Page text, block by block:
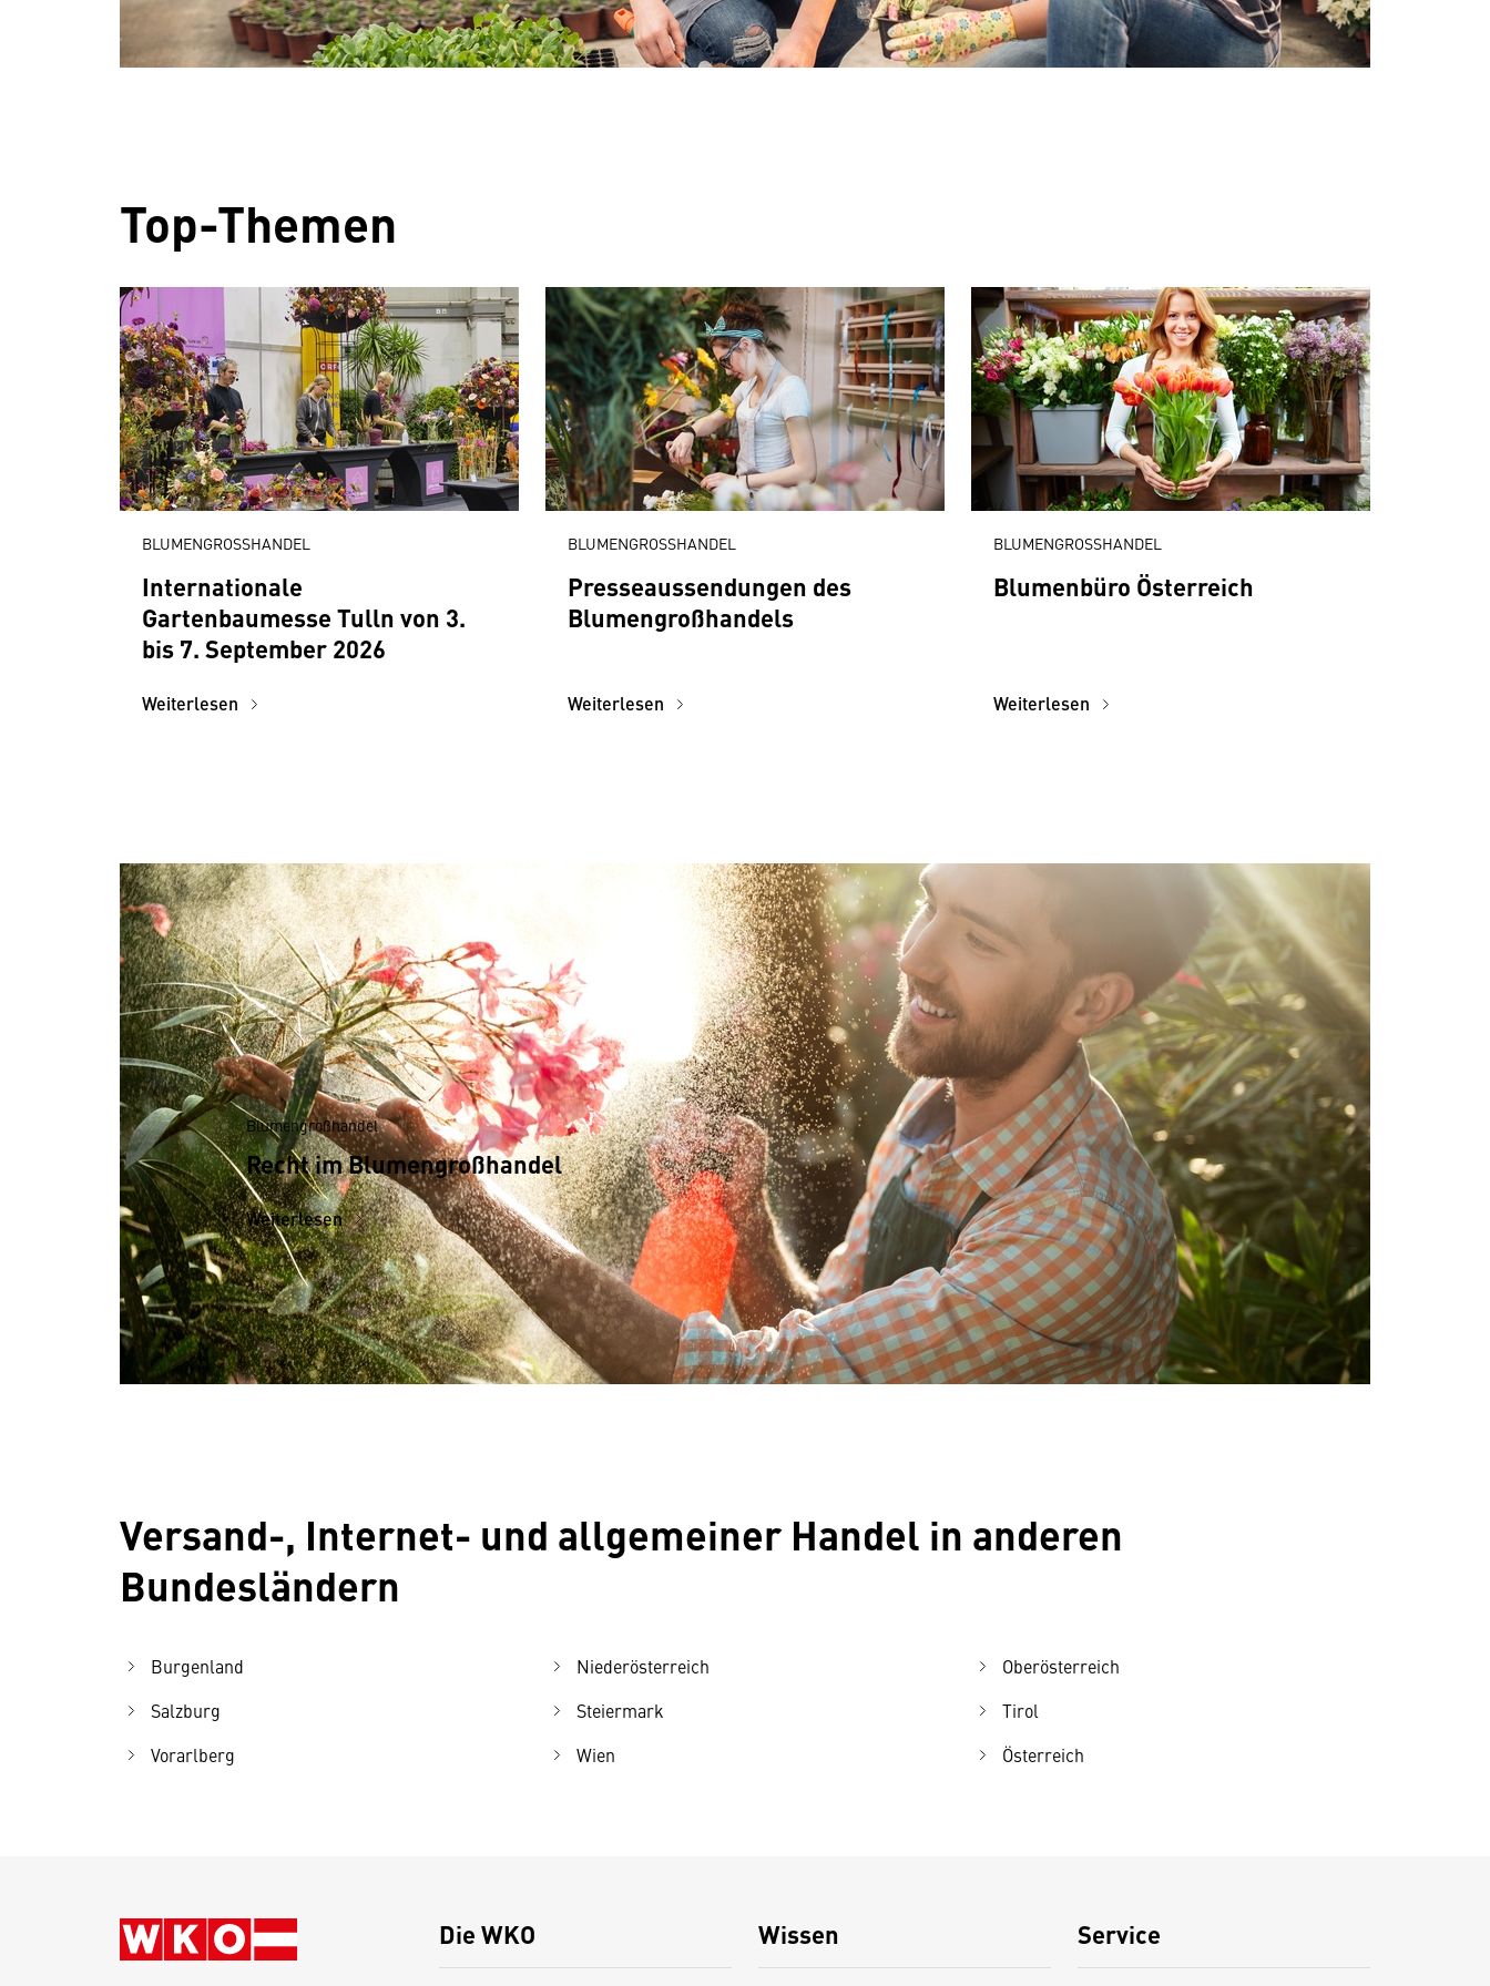
Top-Themen
BLUMENGROSSHANDEL
Internationale
Gartenbaumesse Tulln von 3.
bis 7. September 2026
Weiterlesen
BLUMENGROSSHANDEL
Presseaussendungen des
Blumengroßhandels
Weiterlesen
BLUMENGROSSHANDEL
Blumenbüro Österreich
Weiterlesen
Blumengroßhandel
Recht im Blumengroß­handel
Weiterlesen
Versand-, Internet- und allgemeiner Handel in anderen
Bundesländern
Burgenland Niederösterreich
Oberösterreich
Salzburg
Steiermark
Tirol
Vorarlberg
Wien Österreich
Die WKO Wissen
Service